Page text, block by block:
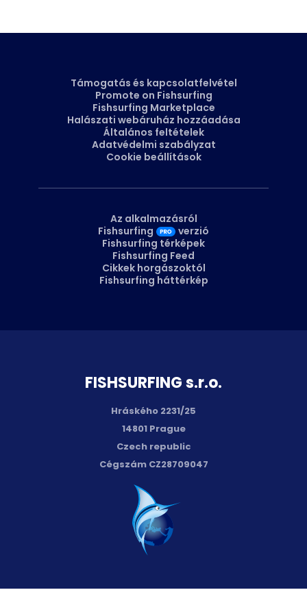
FISH­SURFING s.r.o.
Hráského 2231/25
14801 Prague
Czech republic
Cégszám CZ28709047
Támogatás és kapcsolatfelvétel
Promote on Fishsurfing
Fishsurfing Marketplace
Halászati webáruház hozzáadása
Általános feltételek
Adatvédelmi szabályzat
Cookie beállítások
Az alkalmazásról
Fishsurfing
verzió
Fishsurfing térképek
Fishsurfing Feed
Cikkek horgászoktól
Fishsurfing háttérkép